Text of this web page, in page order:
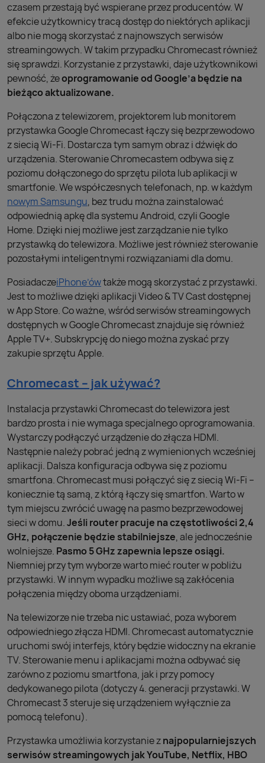
czasem przestają być wspierane przez producentów. W
efekcie użytkownicy tracą dostęp do niektórych aplikacji
albo nie mogą skorzystać z najnowszych serwisów
streamingowych. W takim przypadku Chromecast również
się sprawdzi. Korzystanie z przystawki, daje użytkownikowi
pewność, żeoprogramowanie od Google’a będzie na
bieżąco aktualizowane.
Połączona z telewizorem, projektorem lub monitorem
przystawka Google Chromecast łączy się bezprzewodowo
z siecią Wi-Fi. Dostarcza tym samym obraz i dźwięk do
urządzenia. Sterowanie Chromecastem odbywa się z
poziomu dołączonego do sprzętu pilota lub aplikacji w
smartfonie. We współczesnych telefonach, np. w każdym
nowym Samsungu, bez trudu można zainstalować
odpowiednią apkę dla systemu Android, czyli Google
Home. Dzięki niej możliwe jest zarządzanie nie tylko
przystawką do telewizora. Możliwe jest również sterowanie
pozostałymi inteligentnymi rozwiązaniami dla domu.
PosiadaczeiPhone’ówtakże mogą skorzystać z przystawki.
Jest to możliwe dzięki aplikacji Video & TV Cast dostępnej
w App Store. Co ważne, wśród serwisów streamingowych
dostępnych w Google Chromecast znajduje się również
Apple TV+. Subskrypcję do niego można zyskać przy
zakupie sprzętu Apple.
Chromecast – jak używać?
Instalacja przystawki Chromecast do telewizora jest
bardzo prosta i nie wymaga specjalnego oprogramowania.
Wystarczy podłączyć urządzenie do złącza HDMI.
Następnie należy pobrać jedną z wymienionych wcześniej
aplikacji. Dalsza konfiguracja odbywa się z poziomu
smartfona. Chromecast musi połączyć się z siecią Wi-Fi –
koniecznie tą samą, z którą łączy się smartfon. Warto w
tym miejscu zwrócić uwagę na pasmo bezprzewodowej
sieci w domu.Jeśli router pracuje na częstotliwości 2,4
GHz, połączenie będzie stabilniejsze, ale jednocześnie
wolniejsze. Pasmo 5 GHz zapewnia lepsze osiągi.
Niemniej przy tym wyborze warto mieć router w pobliżu
przystawki. W innym wypadku możliwe są zakłócenia
połączenia między oboma urządzeniami.
Na telewizorze nie trzeba nic ustawiać, poza wyborem
odpowiedniego złącza HDMI. Chromecast automatycznie
uruchomi swój interfejs, który będzie widoczny na ekranie
TV. Sterowanie menu i aplikacjami można odbywać się
zarówno z poziomu smartfona, jak i przy pomocy
dedykowanego pilota (dotyczy 4. generacji przystawki. W
Chromecast 3 steruje się urządzeniem wyłącznie za
pomocą telefonu).
Przystawka umożliwia korzystanie znajpopularniejszych
serwisów streamingowych jak YouTube, Netflix, HBO